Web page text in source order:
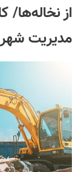
مدیریت